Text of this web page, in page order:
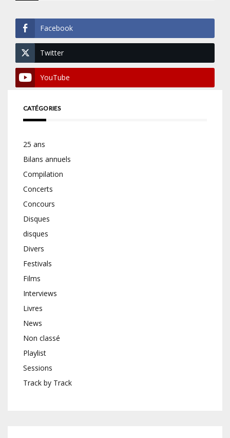
Facebook
Twitter
YouTube
CATÉGORIES
25 ans
Bilans annuels
Compilation
Concerts
Concours
Disques
disques
Divers
Festivals
Films
Interviews
Livres
News
Non classé
Playlist
Sessions
Track by Track